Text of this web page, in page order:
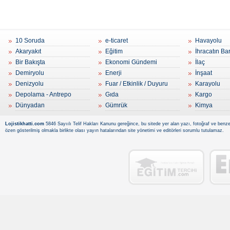
10 Soruda
Akaryakıt
Bir Bakışta
Demiryolu
Denizyolu
Depolama - Antrepo
Dünyadan
e-ticaret
Eğitim
Ekonomi Gündemi
Enerji
Fuar / Etkinlik / Duyuru
Gıda
Gümrük
Havayolu
İhracatın
İlaç
İnşaat
Karayolu
Kargo
Kimya
Lojistikhatti.com 5846 Sayıılı Telif Hakları Kanunu gereğince, bu sitede yer alan yazı, fotoğraf ve
özen gösterilmiş olmakla birlikte olası yayın hatalarından site yönetimi ve editörleri sorumlu tutulamaz.